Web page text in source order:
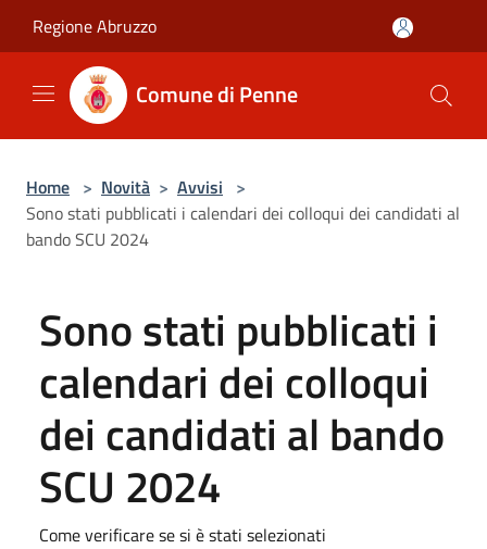
Regione Abruzzo
Comune di Penne
Home > Novità > Avvisi >
Sono stati pubblicati i calendari dei colloqui dei candidati al
bando SCU 2024
Sono stati pubblicati i
calendari dei colloqui
dei candidati al bando
SCU 2024
Come verificare se si è stati selezionati